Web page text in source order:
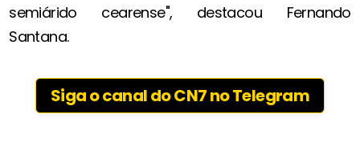
semiárido cearense", destacou Fernando
Santana.
Siga o canal do CN7 no Telegram